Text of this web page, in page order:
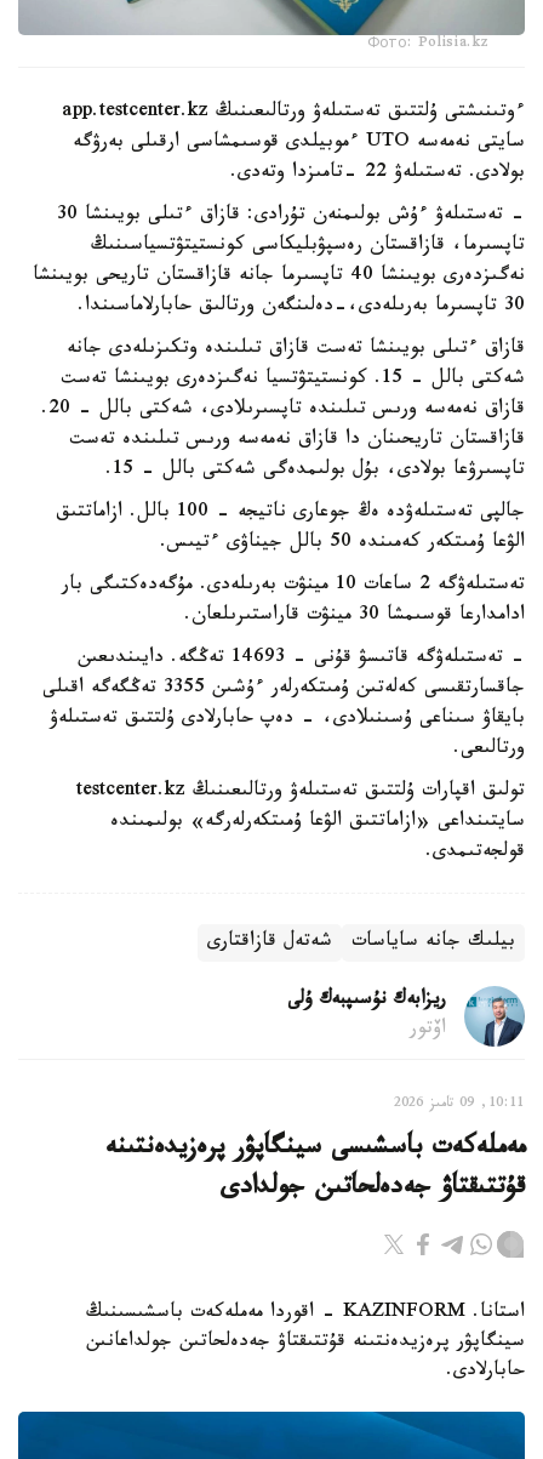
Фото: Polisia.kz
ءوتىنىشتى ۇلتتىق تەستىلەۋ ورتالىعىنىڭ app.testcenter.kz
سايتى نەمەسە UTO ءموبيلدى قوسىمشاسى ارقىلى بەرۋگە
بولادى. تەستىلەۋ 22 -تامىزدا وتەدى.
- تەستىلەۋ ءۇش بولىمنەن تۇرادى: قازاق ءتىلى بويىنشا 30
تاپسىرما، قازاقستان رەسپۋبليكاسى كونستيتۋتسياسىنىڭ
نەگىزدەرى بويىنشا 40 تاپسىرما جانە قازاقستان تاريحى بويىنشا
30 تاپسىرما بەرىلەدى،-دەلىنگەن ورتالىق حابارلاماسىندا.
قازاق ءتىلى بويىنشا تەست قازاق تىلىندە وتكىزىلەدى جانە
شەكتى بالل - 15. كونستيتۋتسيا نەگىزدەرى بويىنشا تەست
قازاق نەمەسە ورىس تىلىندە تاپسىرىلادى، شەكتى بالل - 20.
قازاقستان تاريحىنان دا قازاق نەمەسە ورىس تىلىندە تەست
تاپسىرۋعا بولادى، بۇل بولىمدەگى شەكتى بالل - 15.
جالپى تەستىلەۋدە ەڭ جوعارى ناتيجە - 100 بالل. ازاماتتىق
الۋعا ۇمىتكەر كەمىندە 50 بالل جيناۋى ءتيىس.
تەستىلەۋگە 2 ساعات 10 مينۋت بەرىلەدى. مۇگەدەكتىگى بار
ادامدارعا قوسىمشا 30 مينۋت قاراستىرىلعان.
- تەستىلەۋگە قاتىسۋ قۇنى - 14693 تەڭگە. دايىندىعىن
جاقسارتقىسى كەلەتىن ۇمىتكەرلەر ءۇشىن 3355 تەڭگەگە اقىلى
بايقاۋ سىناعى ۇسىنىلادى، - دەپ حابارلادى ۇلتتىق تەستىلەۋ
ورتالىعى.
تولىق اقپارات ۇلتتىق تەستىلەۋ ورتالىعىنىڭ testcenter.kz
سايتىنداعى «ازاماتتىق الۋعا ۇمىتكەرلەرگە» بولىمىندە
قولجەتىمدى.
بيلىك جانە ساياسات شەتەل قازاقتارى
ريزابەك نۇسىپبەك ۇلى
اۆتور
10:11, 09 تامىز 2026
مەملەكەت باسشىسى سينگاپۋر پرەزيدەنتىنە
قۇتتىقتاۋ جەدەلحاتىن جولدادى
استانا. KAZINFORM - اقوردا مەملەكەت باسشىسىنىڭ
سينگاپۋر پرەزيدەنتىنە قۇتتىقتاۋ جەدەلحاتىن جولداعانىن
حابارلادى.